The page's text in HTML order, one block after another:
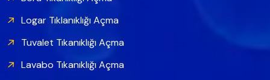
Logar Tıklanıklığı Açma
Tuvalet Tıkanıklığı Açma
Lavabo Tıkanıklığı Açma